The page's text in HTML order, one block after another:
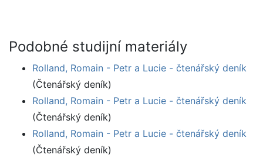
Podobné studijní materiály
Rolland, Romain - Petr a Lucie - čtenářský deník
(Čtenářský deník)
Rolland, Romain - Petr a Lucie - čtenářský deník
(Čtenářský deník)
Rolland, Romain - Petr a Lucie - čtenářský deník
(Čtenářský deník)